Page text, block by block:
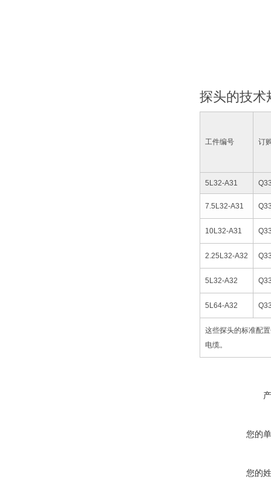
探头的技术
工件编号 订
5L32-A31
7.5L32-A31
10L32-A31
2.25L32-A32
5L32-A32
5L64-A32
这些探头的标准配
电缆。
您的
您的